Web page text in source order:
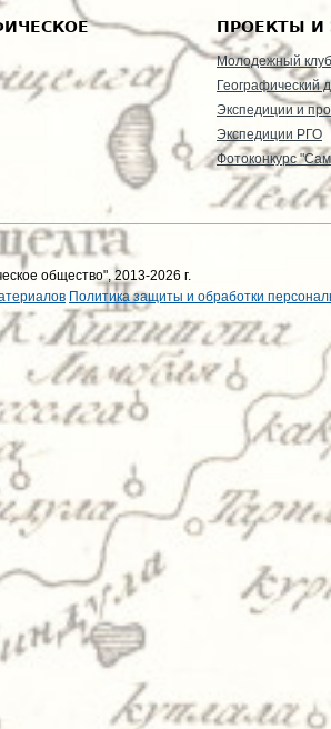
ПРОЕКТЫ И
Молодежный клуб
Географический
Экспедиции и
Экспедиции РГО
Фотоконкурс
общество", 2013-2026 г.
Политика защиты и обработки